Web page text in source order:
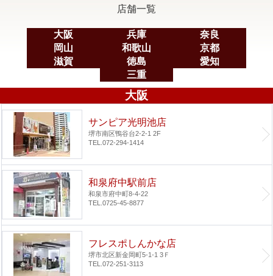
店舗一覧
大阪 兵庫
奈良
岡山
和歌山
京都
滋賀
徳島
愛知
三重
大阪
サンピア光明池店
堺市南区鴨谷台2-2-1 2F
TEL.072-294-1414
和泉府中駅前店
和泉市府中町8-4-22
TEL.0725-45-8877
フレスポしんかな店
堺市北区新金岡町5-1-1 3Ｆ
TEL.072-251-3113